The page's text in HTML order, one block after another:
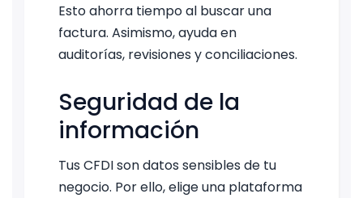
Esto ahorra tiempo al buscar una
factura. Asimismo, ayuda en
auditorías, revisiones y conciliaciones.
Seguridad de la
información
Tus CFDI son datos sensibles de tu
negocio. Por ello, elige una plataforma